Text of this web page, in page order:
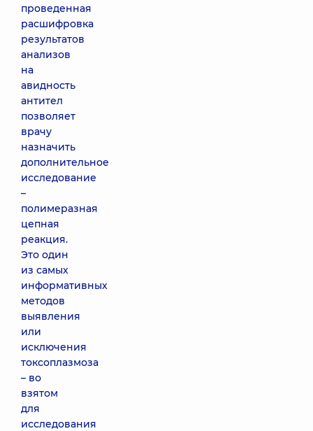
проведенная
расшифровка
результатов
анализов
на
авидность
антител
позволяет
врачу
назначить
дополнительное
исследование
–
полимеразная
цепная
реакция.
Это один
из самых
информативных
методов
выявления
или
исключения
токсоплазмоза
– во
взятом
для
исследования